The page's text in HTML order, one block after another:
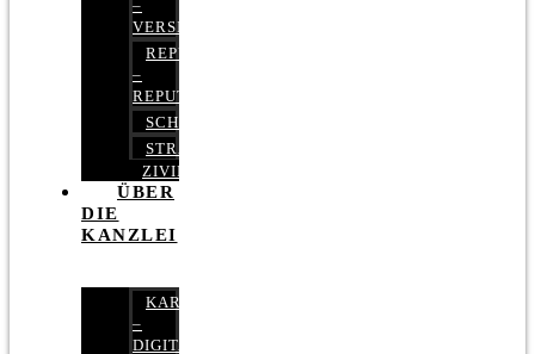
–
VERSICHERUNGSRECHT
REPUTATIONSRECHT
–
REPUTATIONSMANAGEMENT
SCHUFARECHT
STRAFRECHT
ZIVILRECHT
ÜBER
DIE
KANZLEI
KARRIERE
–
DIGITAL,